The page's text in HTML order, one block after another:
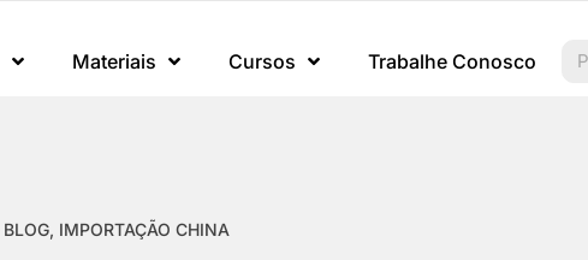
Materiais Cursos Trabalhe Conosco
BLOG, IMPORTAÇÃO CHINA